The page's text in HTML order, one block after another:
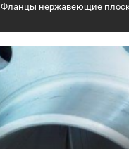
Фланцы нержавеющие